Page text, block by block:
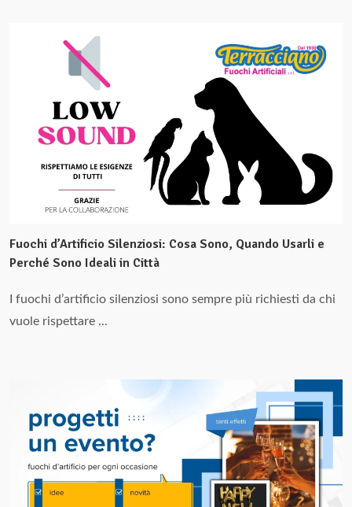
Fuochi d’Artificio Silenziosi: Cosa Sono, Quando Usarli e
Perché Sono Ideali in Città
I fuochi d’artificio silenziosi sono sempre più richiesti da chi
vuole rispettare ...